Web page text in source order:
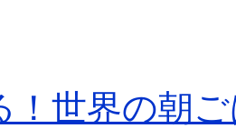
！世界の朝